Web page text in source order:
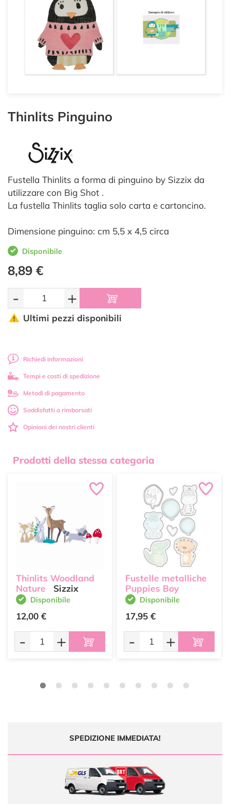
Thinlits Pinguino
Fustella Thinlits a forma di pinguino by Sizzix da
utilizzare con Big Shot .
La fustella Thinlits taglia solo carta e cartoncino.
Dimensione pinguino: cm 5,5 x 4,5 circa
Disponibile
8,89 €
- +
Ultimi pezzi disponibili
Richiedi informazioni
Tempi e costi di spedizione
Metodi di pagamento
Soddisfatti o rimborsati
Opinioni dei nostri clienti
Prodotti della stessa categoria
Thinlits Woodland
Nature
Sizzix
Disponibile
12,00 €
- +
Fustelle metalliche
Puppies Boy
Disponibile
17,95 €
- +
SPEDIZIONE IMMEDIATA!